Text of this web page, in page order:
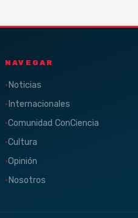
NAVEGAR
Noticias
Internacionales
Comunidad ConCiencia
Cultura
Opinión
Nosotros